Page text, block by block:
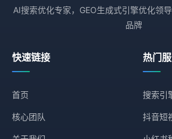
AI搜索优化专家，GEO生成式引擎优化领
品牌
快速链接
首页
核心团队
热门
搜索引
抖音短